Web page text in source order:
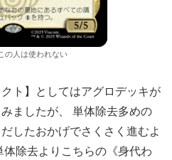
の人は使われない
ト】としてはアグロデッキが
ましたが、 単体除去多めの
したおかげでさくさく進むよ
体除去よりこちらの《身代わ